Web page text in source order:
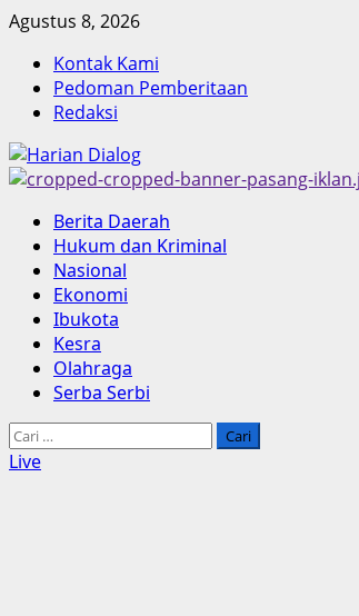
Skip
content
Agustus 8, 2026
Kontak Kami
Pedoman Pemberitaan
Redaksi
Primary
Menu
Berita Daerah
Hukum dan Kriminal
Nasional
Ekonomi
Ibukota
Kesra
Olahraga
Serba Serbi
Cari
untuk:
Live